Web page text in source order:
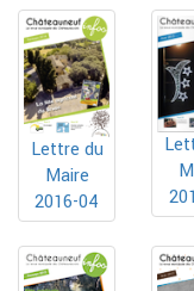
Lettre du
Maire
2016-04